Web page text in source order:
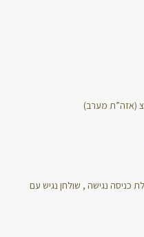
כניסה נגישה , שולחן נגיש עם